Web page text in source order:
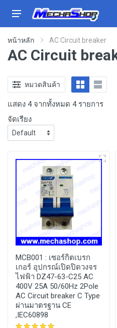
หน้าหลัก AC Circuit breaker
AC Circuit
หมวดสินค้า
แสดง 4 จากทั้งหมด 4 รายการ
จัดเรียง
MCB001 : เซอร์กิตเบรก
เกอร์ อุปกรณ์เปิดปิดวงจร
ไฟฟ้า DZ47-63-C25 AC
400V 25A 50/60Hz 2Pole
AC Circuit breaker C Type
ผ่านมาตรฐาน CE
,IEC60898